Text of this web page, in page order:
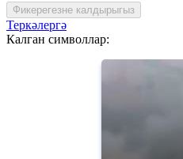
Фикерегезне калдырыгыз
Теркәлергә
Калган символлар: